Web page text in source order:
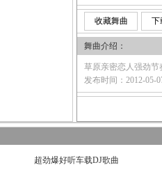
收藏舞曲 下
舞曲介绍：
草原亲密恋人强劲节
发布时间：2012-05-
超劲爆好听车载DJ歌曲